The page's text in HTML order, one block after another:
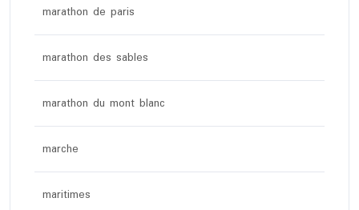
marathon de paris
marathon des sables
marathon du mont blanc
marche
maritimes